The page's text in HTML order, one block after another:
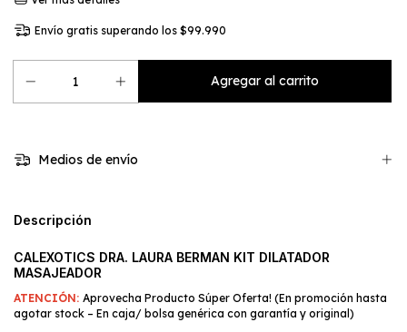
Envío gratis superando los $99.990
Medios de envío
Descripción
CALEXOTICS DRA. LAURA BERMAN KIT DILATADOR
MASAJEADOR
ATENCIÓN: Aprovecha Producto Súper Oferta! (En promoción hasta
agotar stock – En caja/ bolsa genérica con garantía y original)